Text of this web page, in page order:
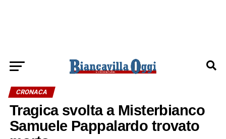
CRONACA
Tragica svolta a Misterbianco
Samuele Pappalardo trovato